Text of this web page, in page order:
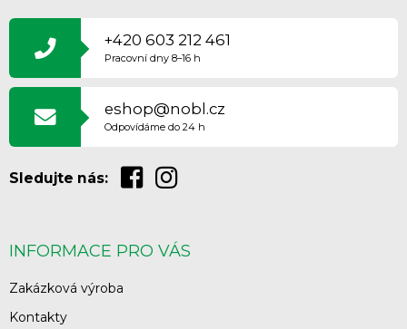
Á
T
+420 603 212 461
Pracovní dny 8–16 h
eshop@nobl.cz
Odpovídáme do 24 h
Sledujte nás:
INFORMACE PRO VÁS
Zakázková výroba
Kontakty